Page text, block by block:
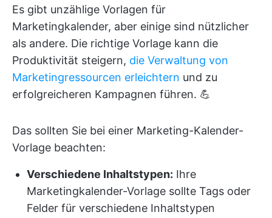
Es gibt unzählige Vorlagen für
Marketingkalender, aber einige sind nützlicher
als andere. Die richtige Vorlage kann die
Produktivität steigern, die Verwaltung von
Marketingressourcen erleichtern und zu
erfolgreicheren Kampagnen führen. 💪
Das sollten Sie bei einer Marketing-Kalender-
Vorlage beachten:
Verschiedene Inhaltstypen: Ihre
Marketingkalender-Vorlage sollte Tags oder
Felder für verschiedene Inhaltstypen